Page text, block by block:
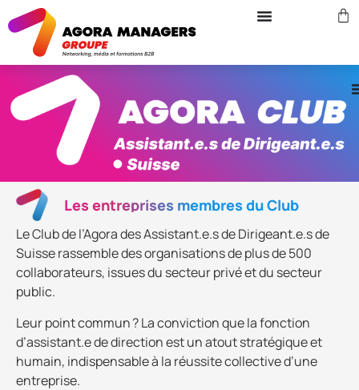
Les entreprises membres du Club
Le Club de l’Agora des Assistant.e.s de Dirigeant.e.s de
Suisse rassemble des organisations de plus de 500
collaborateurs, issues du secteur privé et du secteur
public.
Leur point commun ? La conviction que la fonction
d’assistant.e de direction est un atout stratégique et
humain, indispensable à la réussite collective d’une
entreprise.